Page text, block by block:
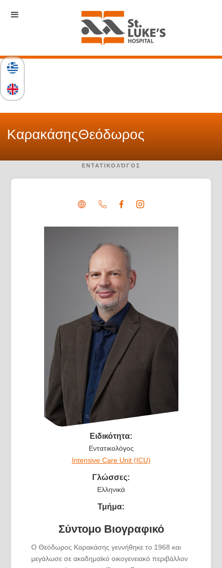
ΚαρακάσηςΘεόδωρος
ΕΝΤΑΤΙΚΟΛΌΓΟΣ
Ειδικότητα:
Εντατικολόγος
Intensive Care Unit (ICU)
Γλώσσες:
Ελληνικά
Τμήμα:
Σύντομο Βιογραφικό
Ο Θεόδωρος Καρακάσης γεννήθηκε το 1968 και
μεγάλωσε σε ακαδημαϊκό οικογενειακό περιβάλλον